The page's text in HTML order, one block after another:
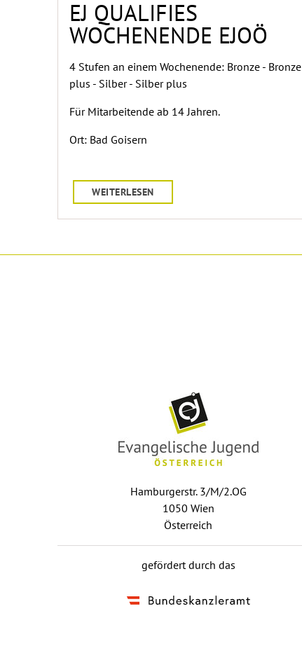
EJ QUALIFIES
WOCHENENDE EJOÖ
4 Stufen an einem Wochenende: Bronze - Bronze
plus - Silber - Silber plus
Für Mitarbeitende ab 14 Jahren.
Ort: Bad Goisern
WEITERLESEN
Hamburgerstr. 3/M/2.OG
1050 Wien
Österreich
gefördert durch das